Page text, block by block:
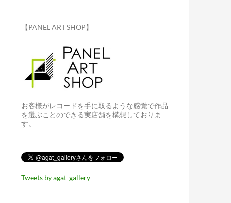
【PANEL ART SHOP】
お客様がレコードを手に取るような感覚で作品
を選ぶことのできる実店舗を構想しておりま
す。
Tweets by agat_gallery